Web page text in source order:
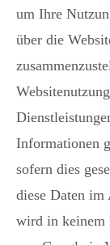
um Ihre
über die
Informationen
sofern dies
diese Daten
wird in keinem